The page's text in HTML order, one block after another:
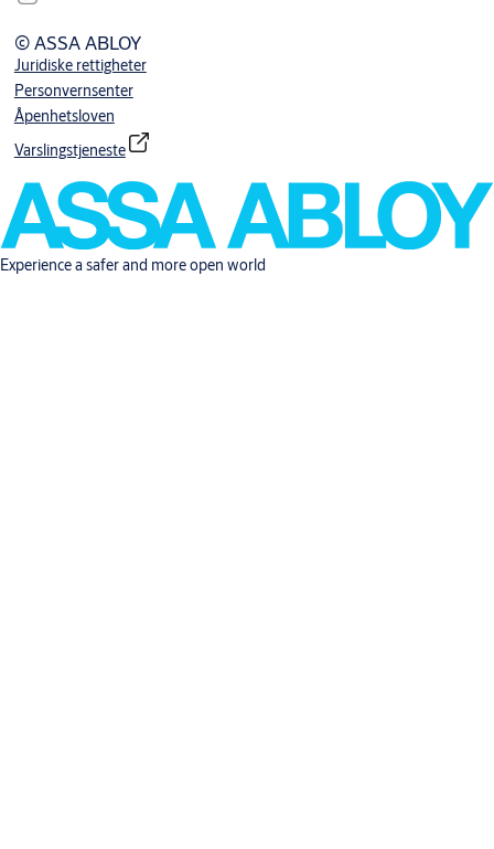
© ASSA ABLOY
Juridiske rettigheter
Personvernsenter
Åpenhetsloven
Varslingstjeneste
Experience a safer and more open world